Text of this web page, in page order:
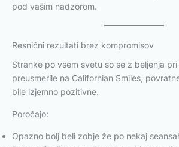
pod vašim nadzorom.
Resnični rezultati brez kompromisov
Stranke po vsem svetu so se z beljenja
preusmerile na Californian Smiles,
bile izjemno pozitivne.
Poročajo:
Opazno bolj beli zobje že po nekaj